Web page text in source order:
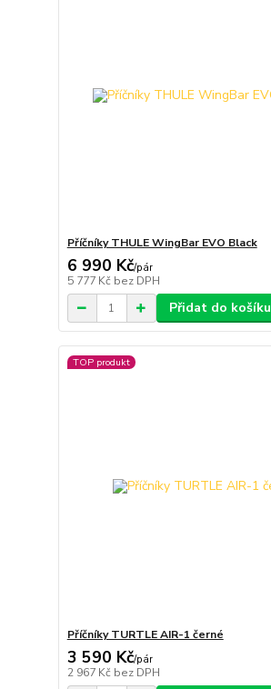
Příčníky THULE WingBar EVO Black
6 990 Kč/pár
5 777 Kč bez DPH
Přidat do košíku
TOP produkt
Příčníky TURTLE AIR-1 černé
3 590 Kč/pár
2 967 Kč bez DPH